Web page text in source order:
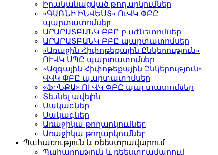
Իրականացված թողարկումներ
«ԳԱՌՆԻ ԻՆՎԵՍՏ» ՈւՎԿ ՓԲԸ
պարտատոմսեր
ԱՐԱՐԱՏԲԱՆԿ ԲԲԸ բաժնետոմսեր
ԱՐԱՐԱՏԲԱՆԿ ԲԲԸ պարտատոմսեր
«Առաջին Հիփոթեքային Ընկերություն»
ՈՒՎԿ ՍՊԸ պարտատոմսեր
«Ազգային Հիփոթեքային Ընկերություն»
ՎՎԿ ՓԲԸ պարտատոմսեր
«ՖԻՆՔԱ» ՈՒՎԿ ՓԲԸ պարտատոմսեր
Տեսնել ավելին
Սակագներ
Սակագներ
Առաջիկա թողարկումներ
Առաջիկա թողարկումներ
Պահառություն և ռեեստրավարում
Պահառություն և ռեեստրավարում